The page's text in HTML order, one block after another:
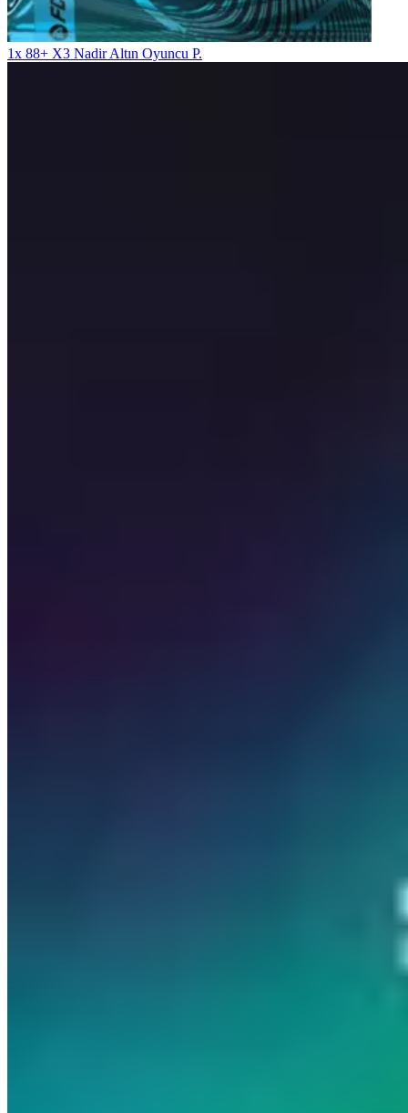
1x 88+ X3 Nadir Altın Oyuncu P.